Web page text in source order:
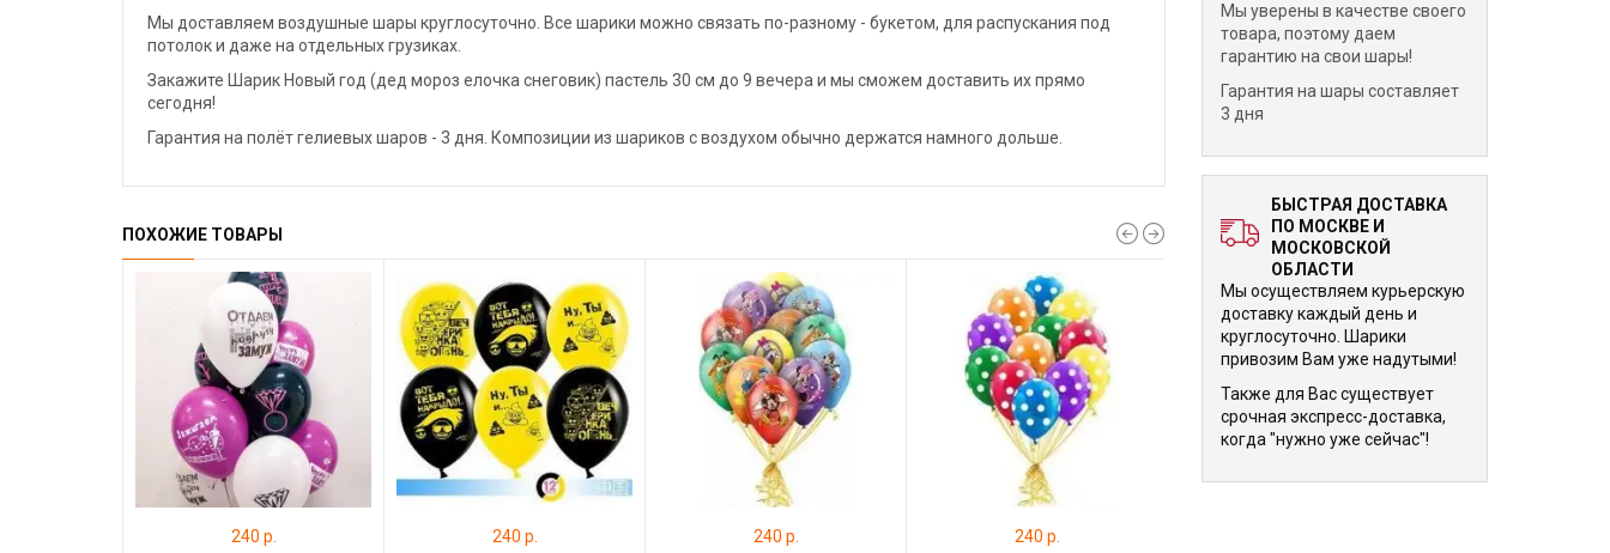
Мы доставляем воздушные шары круглосуточно. Все шарики можно связать по-разному - букетом, для распускания под
потолок и даже на отдельных грузиках.
Закажите Шарик Новый год (дед мороз елочка снеговик) пастель 30 см до 9 вечера и мы сможем доставить их прямо
сегодня!
Гарантия на полёт гелиевых шаров - 3 дня. Композиции из шариков с воздухом обычно держатся намного дольше.
ПОХОЖИЕ ТОВАРЫ
240 р. 240 р. 240 р. 240 р.
Мы уверены в качестве своего
товара, поэтому даем
гарантию на свои шары!
Гарантия на шары составляет
3 дня
БЫСТРАЯ ДОСТАВКА
ПО МОСКВЕ И
МОСКОВСКОЙ
ОБЛАСТИ
Мы осуществляем курьерскую
доставку каждый день и
круглосуточно. Шарики
привозим Вам уже надутыми!
Также для Вас существует
срочная экспресс-доставка,
когда "нужно уже сейчас"!